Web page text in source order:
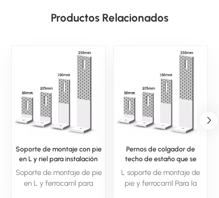
Productos Relacionados
Soporte de montaje con pie
en L y riel para instalación
en techo
Soporte de montaje de pie
en L y ferrocarril para
Pernos de colgador de
techo de estaño que se
agachan con el pie
L soporte de montaje de
pie y ferrocarril Para la